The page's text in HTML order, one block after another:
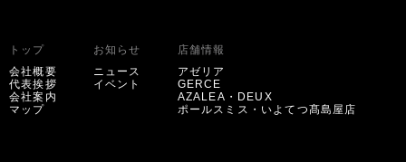
トップ
会社概要
代表挨拶
会社案内
マップ
お知らせ
ニュース
イベント
店舗情報
アゼリア
GERCE
AZALEA・DEUX
ポールスミス・いよてつ髙島屋店